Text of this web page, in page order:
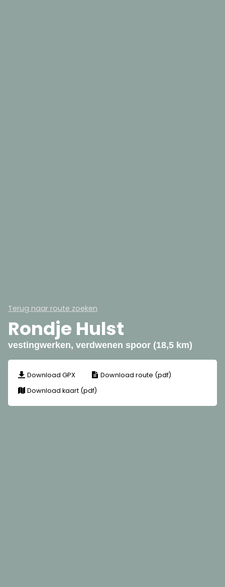
Terug naar route zoeken
Rondje Hulst
vestingwerken, verdwenen spoor (18,5 km)
Download GPX
Download route (pdf)
Download kaart (pdf)